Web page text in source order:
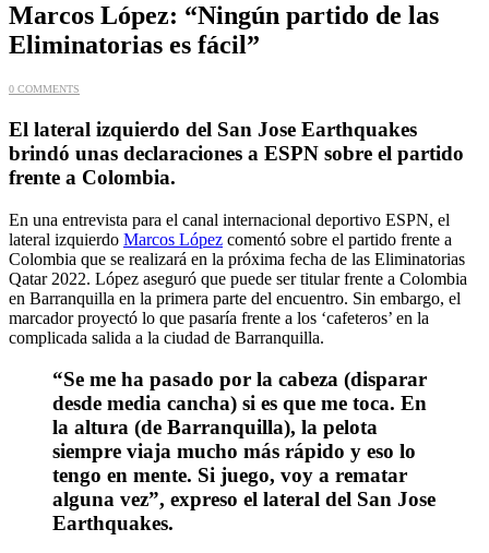
Marcos López: “Ningún partido de las
Eliminatorias es fácil”
0 COMMENTS
El lateral izquierdo del San Jose Earthquakes
brindó unas declaraciones a ESPN sobre el partido
frente a Colombia.
En una entrevista para el canal internacional deportivo ESPN, el
lateral izquierdo Marcos López comentó sobre el partido frente a
Colombia que se realizará en la próxima fecha de las Eliminatorias
Qatar 2022. López aseguró que puede ser titular frente a Colombia
en Barranquilla en la primera parte del encuentro. Sin embargo, el
marcador proyectó lo que pasaría frente a los ‘cafeteros’ en la
complicada salida a la ciudad de Barranquilla.
“Se me ha pasado por la cabeza (disparar
desde media cancha) si es que me toca. En
la altura (de Barranquilla), la pelota
siempre viaja mucho más rápido y eso lo
tengo en mente. Si juego, voy a rematar
alguna vez”, expreso el lateral del San Jose
Earthquakes.